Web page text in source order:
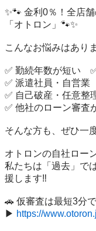
✨🐾 金利0％！全店
「オトロン」🐾✨
こんなお悩みはあり
✅ 勤続年数が短い　
✅ 派遣社員・自営業
✅ 自己破産・任意整
✅ 他社のローン審査
そんな方も、ぜひ一
オトロンの自社ロー
私たちは「過去」で
援します‼️
🚗 仮審査は最短3分
▶ https://